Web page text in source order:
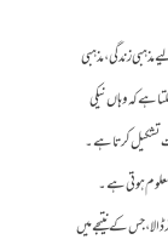
زندگی ، مذہبی
ہے کہ وہاں نیکی
تشکیل کرتا ہے۔
ہوتی ہے۔
جس کے نتیجے میں